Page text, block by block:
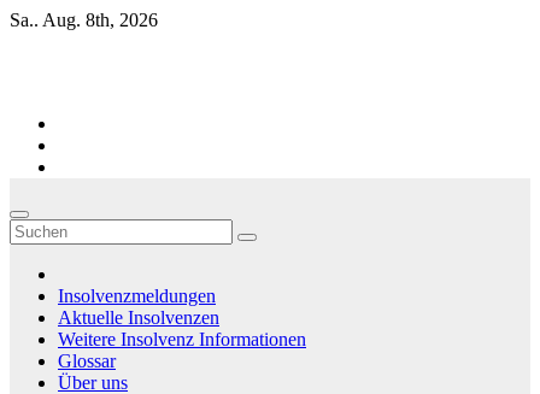
Zum
Sa.. Aug. 8th, 2026
Insolvenzmeldungen
Aktuelle Insolvenzen
Weitere Insolvenz Informationen
Glossar
Über uns